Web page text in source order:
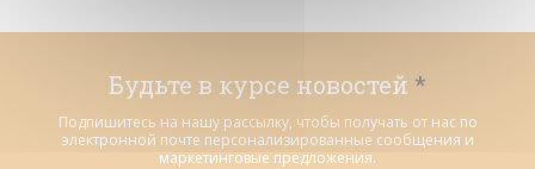
Будьте в курсе новостей *
Подпишитесь на нашу рассылку, чтобы получать от нас по
электронной почте персонализированные сообщения и
маркетинговые предложения.